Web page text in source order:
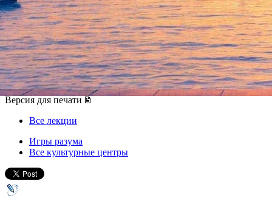
Мракоборец Александр
Панчин защитит от темной
магии
01 апреля 2018, воскресенье-03 апреля 2018, вторник
Версия для печати
Все лекции
Игры разума
Все культурные центры